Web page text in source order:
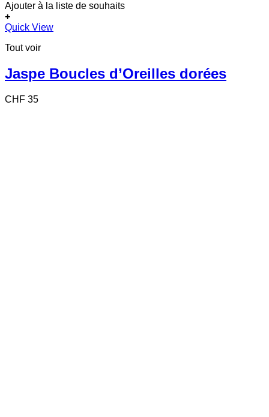
Ajouter à la liste de souhaits
+
Quick View
Tout voir
Jaspe Boucles d’Oreilles dorées
CHF 35